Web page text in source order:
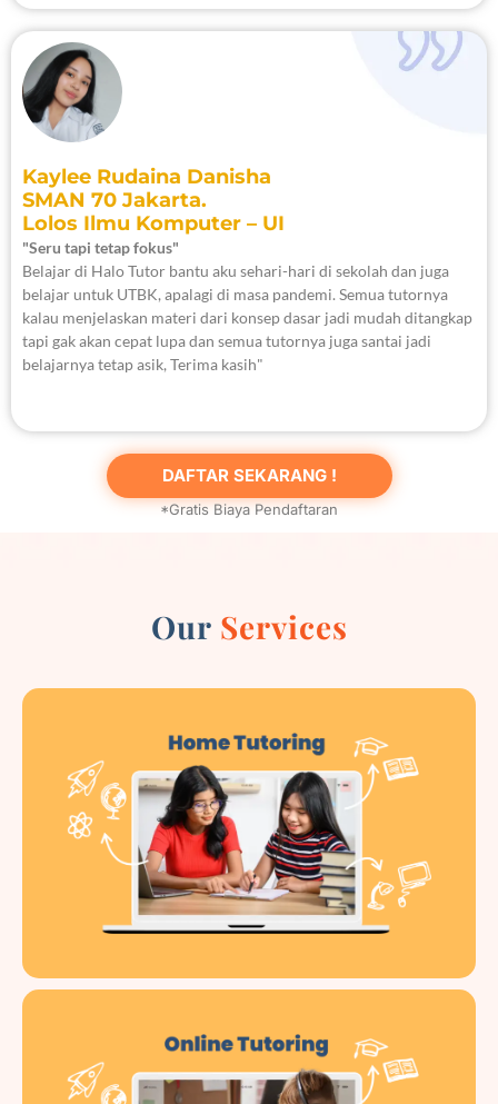
Kaylee Rudaina Danisha
SMAN 70 Jakarta.
Lolos Ilmu Komputer – UI
"Seru tapi tetap fokus"
Belajar di Halo Tutor bantu aku sehari-hari di sekolah dan juga
belajar untuk UTBK, apalagi di masa pandemi. Semua tutornya
kalau menjelaskan materi dari konsep dasar jadi mudah ditangkap
tapi gak akan cepat lupa dan semua tutornya juga santai jadi
belajarnya tetap asik, Terima kasih"
DAFTAR SEKARANG !
*Gratis Biaya Pendaftaran
Our Services